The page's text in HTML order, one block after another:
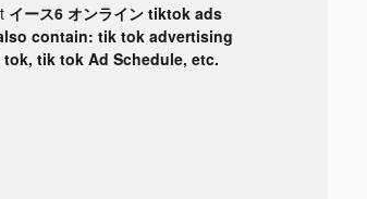
イース6 オンライン tiktok ads
contain: tik tok advertising
tik tok Ad Schedule, etc.